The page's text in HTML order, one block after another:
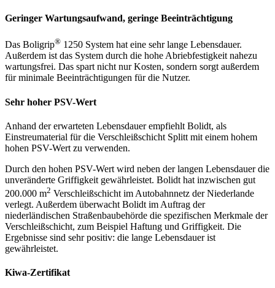
Geringer Wartungsaufwand, geringe Beeinträchtigung
Das Boligrip® 1250 System hat eine sehr lange Lebensdauer.
Außerdem ist das System durch die hohe Abriebfestigkeit nahezu
wartungsfrei. Das spart nicht nur Kosten, sondern sorgt außerdem
für minimale Beeinträchtigungen für die Nutzer.
Sehr hoher PSV-Wert
Anhand der erwarteten Lebensdauer empfiehlt Bolidt, als
Einstreumaterial für die Verschleißschicht Splitt mit einem hohem
hohen PSV-Wert zu verwenden.
Durch den hohen PSV-Wert wird neben der langen Lebensdauer die
unveränderte Griffigkeit gewährleistet. Bolidt hat inzwischen gut
200.000 m2 Verschleißschicht im Autobahnnetz der Niederlande
verlegt. Außerdem überwacht Bolidt im Auftrag der
niederländischen Straßenbaubehörde die spezifischen Merkmale der
Verschleißschicht, zum Beispiel Haftung und Griffigkeit. Die
Ergebnisse sind sehr positiv: die lange Lebensdauer ist
gewährleistet.
Kiwa-Zertifikat